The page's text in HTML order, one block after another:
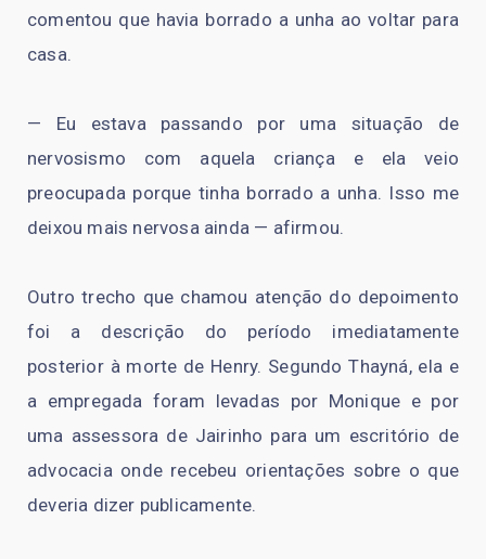
comentou que havia borrado a unha ao voltar para
casa.
— Eu estava passando por uma situação de
nervosismo com aquela criança e ela veio
preocupada porque tinha borrado a unha. Isso me
deixou mais nervosa ainda — afirmou.
Outro trecho que chamou atenção do depoimento
foi a descrição do período imediatamente
posterior à morte de Henry. Segundo Thayná, ela e
a empregada foram levadas por Monique e por
uma assessora de Jairinho para um escritório de
advocacia onde recebeu orientações sobre o que
deveria dizer publicamente.